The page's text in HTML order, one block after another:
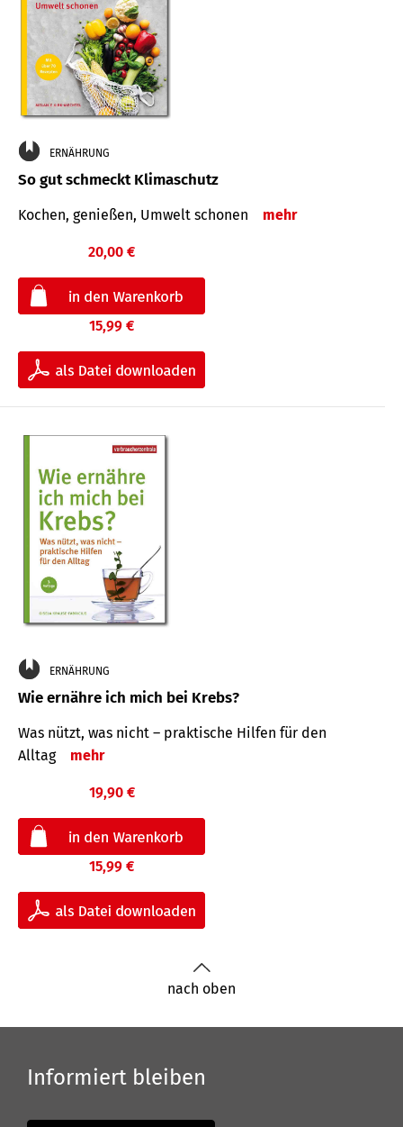
ERNÄHRUNG
So gut schmeckt Klimaschutz
Kochen, genießen, Umwelt schonen mehr
20,00 €
15,99 €
ERNÄHRUNG
Wie ernähre ich mich bei Krebs?
Was nützt, was nicht – praktische Hilfen für den
Alltag
mehr
19,90 €
15,99 €
nach oben
Informiert bleiben